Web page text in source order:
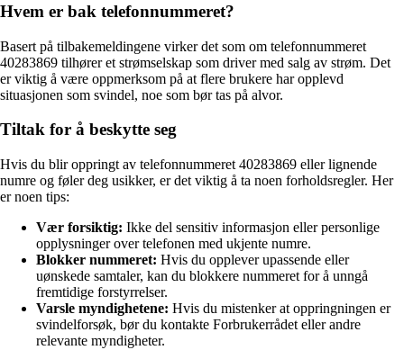
Hvem er bak telefonnummeret?
Basert på tilbakemeldingene virker det som om telefonnummeret
40283869 tilhører et strømselskap som driver med salg av strøm. Det
er viktig å være oppmerksom på at flere brukere har opplevd
situasjonen som svindel, noe som bør tas på alvor.
Tiltak for å beskytte seg
Hvis du blir oppringt av telefonnummeret 40283869 eller lignende
numre og føler deg usikker, er det viktig å ta noen forholdsregler. Her
er noen tips:
Vær forsiktig: Ikke del sensitiv informasjon eller personlige
opplysninger over telefonen med ukjente numre.
Blokker nummeret: Hvis du opplever upassende eller
uønskede samtaler, kan du blokkere nummeret for å unngå
fremtidige forstyrrelser.
Varsle myndighetene: Hvis du mistenker at oppringningen er
svindelforsøk, bør du kontakte Forbrukerrådet eller andre
relevante myndigheter.